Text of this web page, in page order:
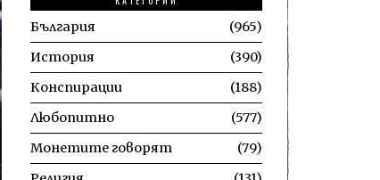
България
965
История
390
Конспирации
188
Любопитно
577
Монетите говорят
79